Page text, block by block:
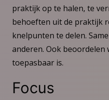
praktijk op te halen, te
behoeften uit de praktijk
knelpunten te delen.
anderen. Ook
toepasbaar is.
Focus